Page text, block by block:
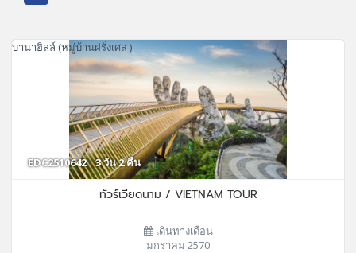
บานาฮิลล์ (หมู่บ้านฝรั่งเศส )
EDC2510642 3 วัน 2 คืน
ทัวร์เวียดนาม / VIETNAM TOUR
เดินทางเดือน
มกราคม 2570